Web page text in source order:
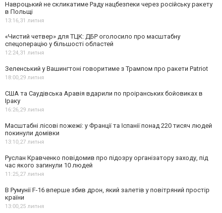
Навроцький не скликатиме Раду нацбезпеки через російську ракету
в Польщі
13:16,31 липня
«Чистий четвер» для ТЦК: ДБР оголосило про масштабну
спецоперацію у більшості областей
12:24,31 липня
Зеленський у Вашингтоні говоритиме з Трампом про ракети Patriot
18:00,29 липня
США та Саудівська Аравія вдарили по проіранських бойовиках в
Іраку
16:26,29 липня
Масштабні лісові пожежі: у Франції та Іспанії понад 220 тисяч людей
покинули домівки
13:10,27 липня
Руслан Кравченко повідомив про підозру організатору заходу, під
час якого загинули 10 людей
11:25,27 липня
В Румунії F-16 вперше збив дрон, який залетів у повітряний простір
країни
13:00,25 липня